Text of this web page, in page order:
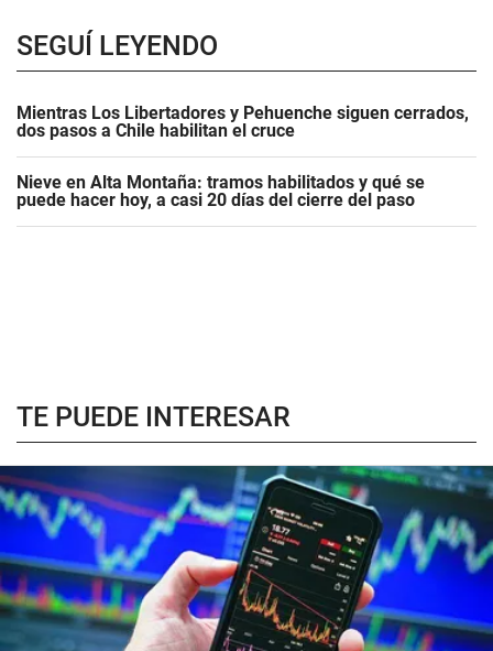
SEGUÍ LEYENDO
Mientras Los Libertadores y Pehuenche siguen cerrados,
dos pasos a Chile habilitan el cruce
Nieve en Alta Montaña: tramos habilitados y qué se
puede hacer hoy, a casi 20 días del cierre del paso
TE PUEDE INTERESAR